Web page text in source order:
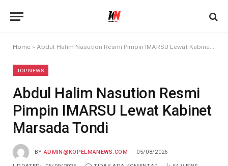
Home » Abdul Halim Nasution Resmi Pimpin IMARSU Lewat Kabinet Marsada Tondi
TOP NEWS
Abdul Halim Nasution Resmi
Pimpin IMARSU Lewat Kabinet
Marsada Tondi
BY ADMIN@KOPELMANEWS.COM 05/08/2026